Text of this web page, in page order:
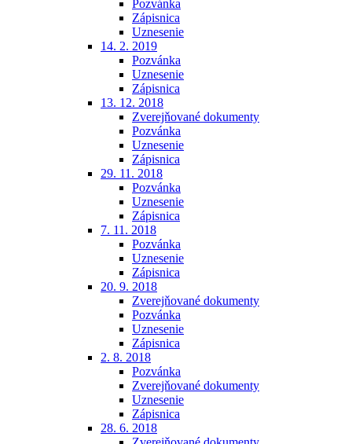
Pozvánka
Zápisnica
Uznesenie
14. 2. 2019
Pozvánka
Uznesenie
Zápisnica
13. 12. 2018
Zverejňované dokumenty
Pozvánka
Uznesenie
Zápisnica
29. 11. 2018
Pozvánka
Uznesenie
Zápisnica
7. 11. 2018
Pozvánka
Uznesenie
Zápisnica
20. 9. 2018
Zverejňované dokumenty
Pozvánka
Uznesenie
Zápisnica
2. 8. 2018
Pozvánka
Zverejňované dokumenty
Uznesenie
Zápisnica
28. 6. 2018